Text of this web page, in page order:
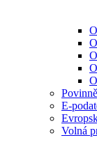
E-
Volná